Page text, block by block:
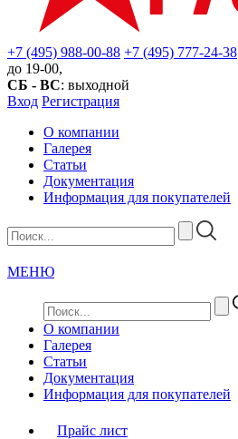
+7 (495) 988-00-88 +7 (495) 777-24-38
до 19-00,
СБ - ВС: выходной
Вход Регистрация
О компании
Галерея
Статьи
Документация
Информация для покупателей
МЕНЮ
О компании
Галерея
Статьи
Документация
Информация для покупателей
Прайс лист